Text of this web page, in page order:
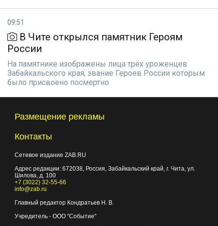
09:51
В Чите открылся памятник Героям
России
На памятнике изображены лица трёх уроженцев
Забайкальского края, звание Героев России которым
было присвоено посмертно
Размещение рекламы
Контакты
Сетевое издание ZAB.RU
Адрес редакции: 672038, Россия, Забайкальский край, г. Чита, ул.
Шилова, д. 100
+7 (3022) 32-55-66
info@zab.ru
Главный редактор Кондратьев Н. В.
Учредитель - ООО "Событие"